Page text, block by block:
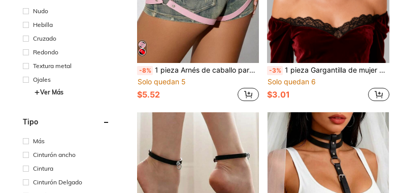
Nudo
Hebilla
Cruzado
Redondo
Textura metal
Ojales
Ver Más
Tipo
Más
Cinturón ancho
Cintura
Cinturón Delgado
-8% 1 pieza Arnés de caballo para mujer de cuero PU, correas para muslo y cintura, accesorios de cinturón punk de cuero artificial, cinturón de cintura para fiesta
Solo quedan 5
$5.52
-3% 1 pieza Gargantilla de mujer de cuero PU estilo gótico y punk, accesorio de moda para Navidad y baile de máscaras
Solo quedan 6
$3.01